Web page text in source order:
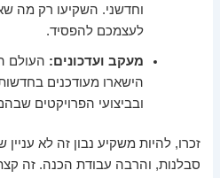
וחדשני. השקיעו רק מה
לעצמכם להפסיד.
מעקב ועדכונים: העולם
הישארו מעודכנים
ובביצועי הפרויקטים
זכרו, להיות משקיע נבון זה לא
סבלנות, והרבה עבודת הכנה. זה